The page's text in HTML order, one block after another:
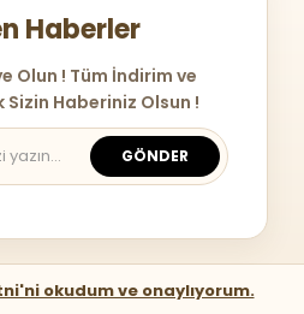
Haberler
Olun ! Tüm İndirim ve
Sizin Haberiniz Olsun !
GÖNDER
okudum ve onaylıyorum.